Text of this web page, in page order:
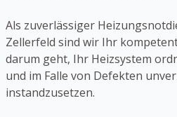
Als zuverlässiger
Zellerfeld sind wir Ihr
darum geht, Ihr Heizsystem
und im Falle von Defekten
instandzusetzen.